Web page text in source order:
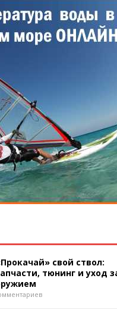
свой ствол:
тюнинг и уход